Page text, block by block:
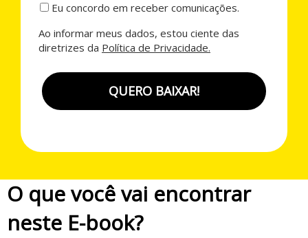
Eu concordo em receber comunicações.
Ao informar meus dados, estou ciente das
diretrizes da Política de Privacidade.
QUERO BAIXAR!
O que você vai encontrar
neste E-book?